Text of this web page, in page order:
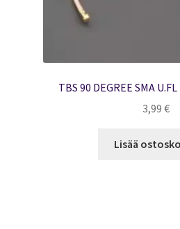
TBS 90 DEGREE SMA
3,99 €
Lisää